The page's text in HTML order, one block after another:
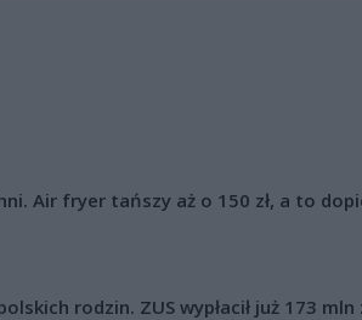
Air fryer tańszy aż o 150 zł, a to
rodzin. ZUS wypłacił już 173 mln